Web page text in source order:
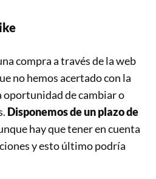
compra a través de la web
no hemos acertado con la
oportunidad de cambiar o
Disponemos de un plazo de
hay que tener en cuenta
y esto último podría